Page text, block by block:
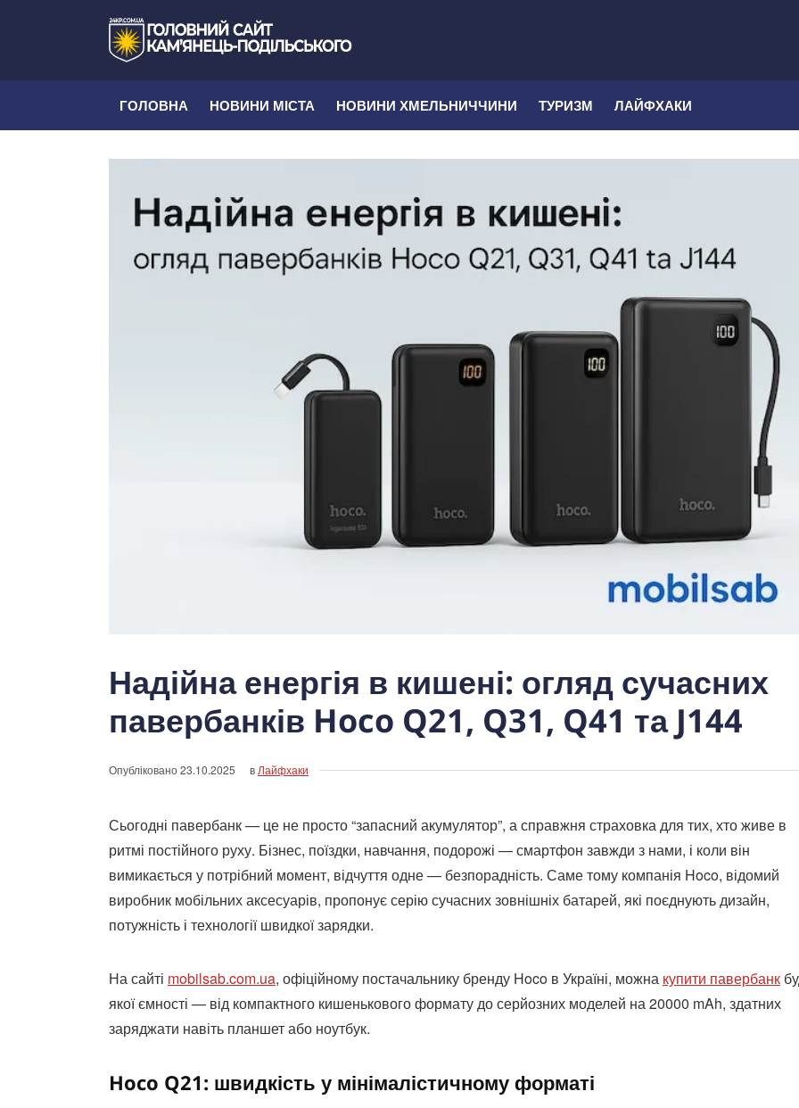
ГОЛОВНА НОВИНИ МІСТА НОВИНИ ХМЕЛЬНИЧЧИНИ ТУРИЗМ ЛАЙФХАКИ
Надійна енергія в кишені: огляд сучасних
павербанків Hoco Q21, Q31, Q41 та J144
Опубліковано23.10.2025 в Лайфхаки
Сьогодні павербанк — це не просто “запасний акумулятор”, а справжня страховка для тих, хто живе в
ритмі постійного руху. Бізнес, поїздки, навчання, подорожі — смартфон завжди з нами, і коли він
вимикається у потрібний момент, відчуття одне — безпорадність. Саме тому компанія Hoco, відомий
виробник мобільних аксесуарів, пропонує серію сучасних зовнішніх батарей, які поєднують дизайн,
потужність і технології швидкої зарядки.
На сайті mobilsab.com.ua, офіційному постачальнику бренду Hoco в Україні, можна купити павербанк
якої ємності — від компактного кишенькового формату до серйозних моделей на 20000 mAh, здатних
заряджати навіть планшет або ноутбук.
Hoco Q21: швидкість у мінімалістичному форматі